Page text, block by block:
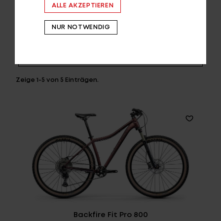
Zeige1-5 von 5 Einträgen.
Backfire Fit Pro 800
ALLE AKZEPTIEREN
NUR NOTWENDIG